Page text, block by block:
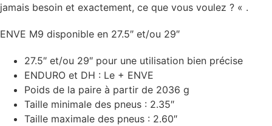
jamais besoin et exactement, ce que vous voulez ? « .
ENVE M9 disponible en 27.5″ et/ou 29″
27.5″ et/ou 29″ pour une utilisation bien précise
ENDURO et DH : Le + ENVE
Poids de la paire à partir de 2036 g
Taille minimale des pneus : 2.35″
Taille maximale des pneus : 2.60″